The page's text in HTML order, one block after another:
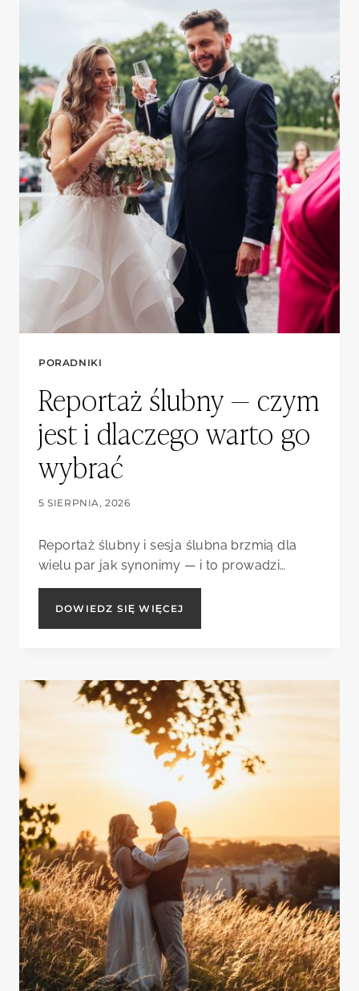
PORADNIKI
Reportaż ślubny — czym
jest i dlaczego warto go
wybrać
5 SIERPNIA, 2026
Reportaż ślubny i sesja ślubna brzmią dla
wielu par jak synonimy — i to prowadzi…
DOWIEDZ SIĘ WIĘCEJ
I
DLACZEGO
WARTO
GO
WYBRAĆ